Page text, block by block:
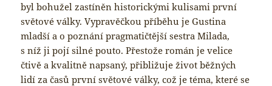
byl bohužel zastíněn historickými kulisami první
světové války. Vypravěčkou příběhu je Gustina
mladší a o poznání pragmatičtější sestra Milada,
s níž ji pojí silné pouto. Přestože román je velice
čtivě a kvalitně napsaný, přibližuje život běžných
lidí za časů první světové války, což je téma, které se